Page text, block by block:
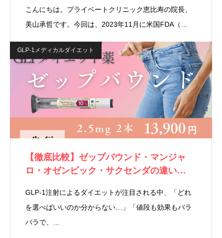
こんにちは。プライベートクリニック恵比寿の院長、
美山承哲です。今回は、2023年11月に米国FDA（…
GLP-1メディカルダイエット
【徹底比較】ゼップバウンド・マンジャ
ロ・オゼンピック・サクセンダの違い…
GLP-1注射によるダイエットが注目される中、「どれ
を選べばいいのか分からない…」「値段も効果もバラ
バラで、…